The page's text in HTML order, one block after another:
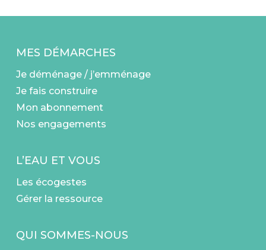
MES DÉMARCHES
Je déménage / j’emménage
Je fais construire
Mon abonnement
Nos engagements
L’EAU ET VOUS
Les écogestes
Gérer la ressource
QUI SOMMES-NOUS